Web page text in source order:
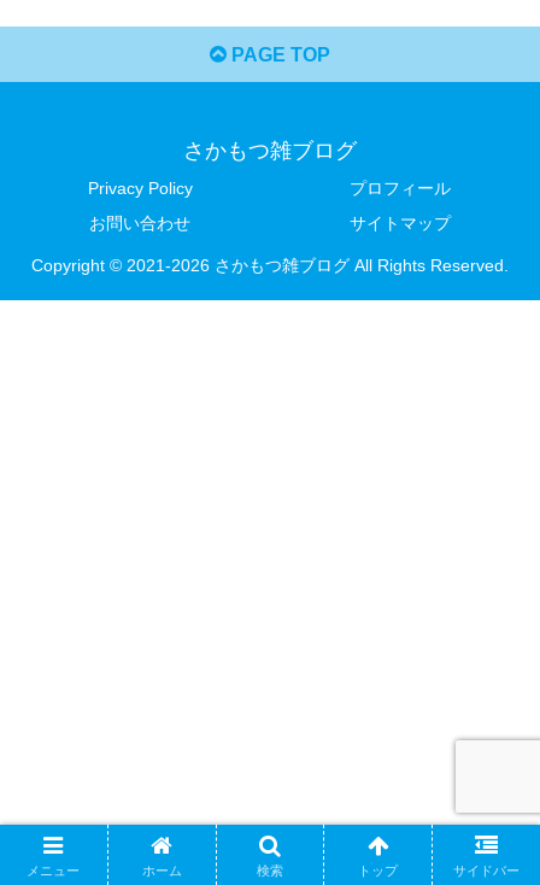
PAGE TOP
さかもつ雑ブログ
Privacy Policy
プロフィール
お問い合わせ
サイトマップ
Copyright © 2021-2026 さかもつ雑ブログ All Rights Reserved.
メニュー ホーム 検索 トップ サイドバー